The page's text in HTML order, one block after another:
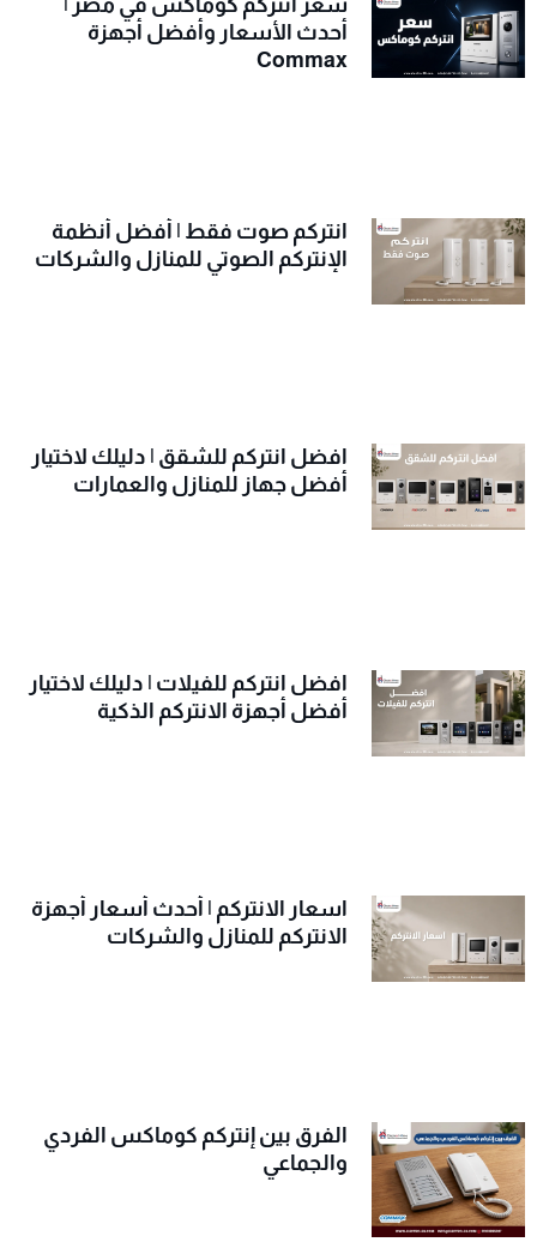
سعر انتركم كوماكس في مصر |
أحدث الأسعار وأفضل أجهزة
Commax
انتركم صوت فقط | أفضل أنظمة
الإنتركم الصوتي للمنازل والشركات
افضل انتركم للشقق | دليلك لاختيار
أفضل جهاز للمنازل والعمارات
افضل انتركم للفيلات | دليلك لاختيار
أفضل أجهزة الانتركم الذكية
اسعار الانتركم | أحدث أسعار أجهزة
الانتركم للمنازل والشركات
الفرق بين إنتركم كوماكس الفردي
والجماعي